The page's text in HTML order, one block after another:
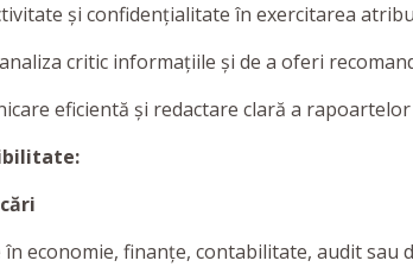
și confidențialitate în exercitarea
analiza critic informațiile și de a oferi
eficientă și redactare clară a
în economie, finanțe, contabilitate, audit sau